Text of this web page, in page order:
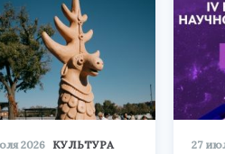
2026 КУЛЬТУРА 27